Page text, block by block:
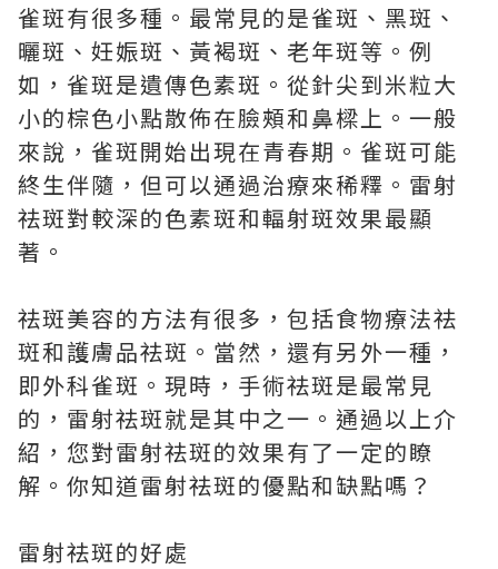
雀斑有很多種。最常見的是雀斑、黑斑、
曬斑、妊娠斑、黃褐斑、老年斑等。例
如，雀斑是遺傳色素斑。從針尖到米粒大
小的棕色小點散佈在臉頰和鼻樑上。一般
來說，雀斑開始出現在青春期。雀斑可能
終生伴隨，但可以通過治療來稀釋。雷射
祛斑對較深的色素斑和輻射斑效果最顯
著。
祛斑美容的方法有很多，包括食物療法祛
斑和護膚品祛斑。當然，還有另外一種，
即外科雀斑。現時，手術祛斑是最常見
的，雷射祛斑就是其中之一。通過以上介
紹，您對雷射祛斑的效果有了一定的瞭
解。你知道雷射祛斑的優點和缺點嗎？
雷射祛斑的好處